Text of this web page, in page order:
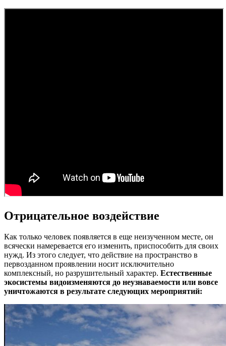
Отрицательное воздействие
Как только человек появляется в еще неизученном месте, он
всячески намеревается его изменить, приспособить для своих
нужд. Из этого следует, что действие на пространство в
первозданном проявлении носит исключительно
комплексный, но разрушительный характер. Естественные
экосистемы видоизменяются до неузнаваемости или вовсе
уничтожаются в результате следующих мероприятий: